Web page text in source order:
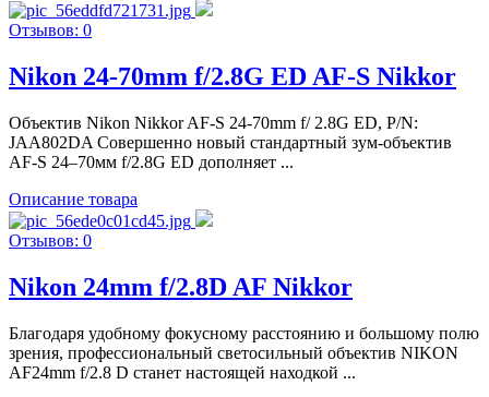
Отзывов: 0
Nikon 24-70mm f/2.8G ED AF-S Nikkor
Объектив Nikon Nikkor AF-S 24-70mm f/ 2.8G ED, P/N:
JAA802DA Совершенно новый стандартный зум-объектив
AF-S 24–70мм f/2.8G ED дополняет ...
Описание товара
Отзывов: 0
Nikon 24mm f/2.8D AF Nikkor
Благодаря удобному фокусному расстоянию и большому полю
зрения, профессиональный светосильный объектив NIKON
AF24mm f/2.8 D станет настоящей находкой ...